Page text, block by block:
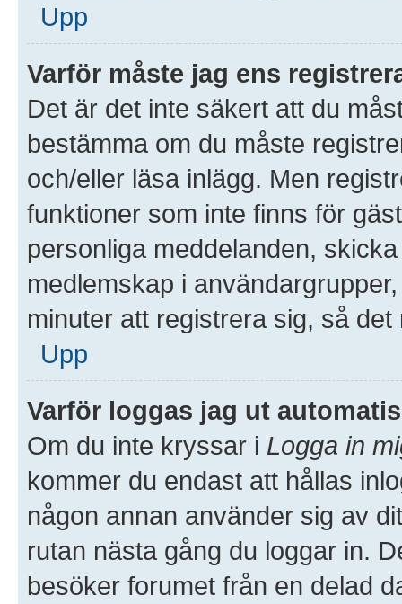
Upp
Varför måste jag ens
Det är det inte säkert att du
bestämma om du måste
och/eller läsa inlägg. Men
funktioner som inte finns för
personliga meddelanden,
medlemskap i
minuter att registrera sig, så
Upp
Varför loggas jag ut
Om du inte kryssar i Logga in
kommer du endast att hållas
någon annan använder sig av
rutan nästa gång du loggar in.
besöker forumet från en delad